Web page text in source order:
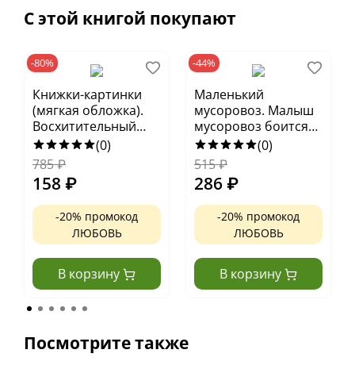
Познакомит с природой и окружающим миром
Возраст 2–5 лет
С этой книгой покупают
-80%
Книжки-картинки
(мягкая обложка).
Восхитительный
мистер Кусь-Кусь
(0)
785₽
158 ₽
-20% промокод
ЛЮБОВЬ
В корзину
-44%
Маленький
мусоровоз. Малыш
мусоровоз боится
темноты (0)
515₽
286 ₽
-20% промокод
ЛЮБОВЬ
В корзину
Посмотрите также